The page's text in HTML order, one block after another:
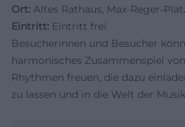
Ort: Altes Rathaus, Max-Reger-
Eintritt: Eintritt frei
Besucherinnen und Besucher
harmonisches Zusammenspiel
Rhythmen freuen, die dazu
zu lassen und in die Welt der